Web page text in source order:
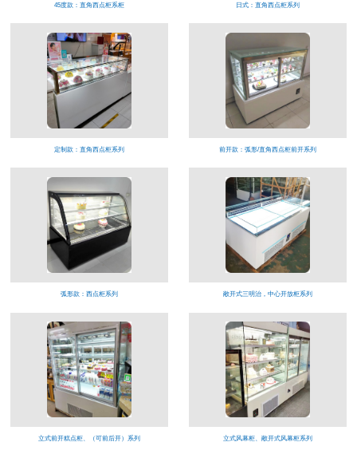
45度款：直角西点柜系柜 日式：直角西点柜系列
定制款：直角西点柜系列 前开款：弧形/直角西点柜前开系列
弧形款：西点柜系列 敞开式三明治，中心开放柜系列
立式前开糕点柜、（可前后开）系列 立式风幕柜、敞开式风幕柜系列